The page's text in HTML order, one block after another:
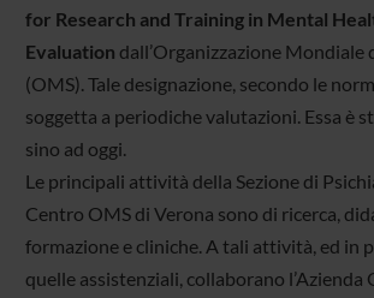
for Research and Training in Mental
Evaluation dall’Organizzazione Mondiale
(OMS). Tale designazione, secondo le
soggetta a periodiche valutazioni. Essa è
sino ad oggi.
Le principali attività della Sezione di
Centro OMS di Verona sono di ricerca,
formazione e cliniche. A tali attività, ed in
quelle assistenziali, collaborano l’Azienda